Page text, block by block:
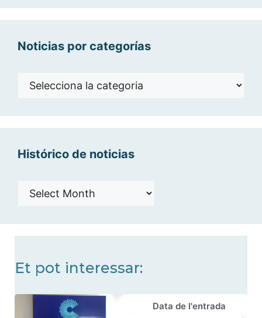
Noticias por categorías
Noticias
Histórico de noticias
Histórico
Et pot interessar:
Data de l'entrada